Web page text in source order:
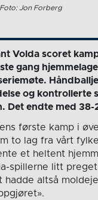
Jon Forberg
Volda scoret
gang
og kontrollerte
Det endte med 38-
første kamp i
to lag fra vårt
et heltent
spillerne litt
hadde altså